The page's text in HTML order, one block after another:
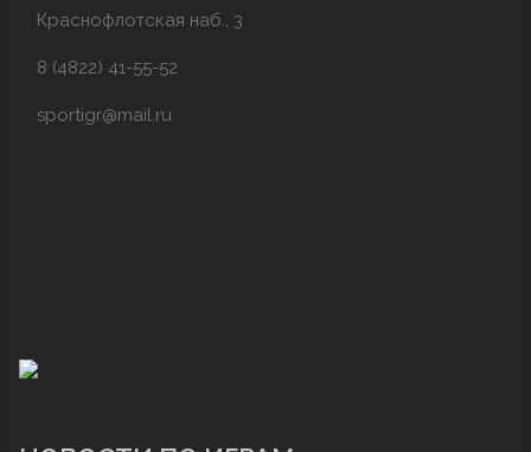
Краснофлотская наб., 3
8 (4822) 41-55-52
sportigr@mail.ru